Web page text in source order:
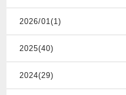
2026/01(1)
2025(40)
2024(29)